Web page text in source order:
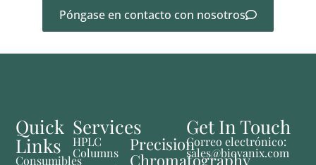
Póngase en contacto con nosotros
Precision
Chromatography
Services
HPLC
Columns
Quick
Links
Consumibles
Get In Touch
Correo electrónico:
sales@biovanix.com